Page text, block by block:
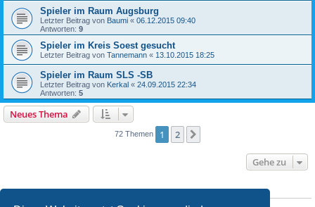
Spieler im Raum Augsburg
Letzter Beitrag von Baumi « 06.12.2015 09:40
Antworten: 9
Spieler im Kreis Soest gesucht
Letzter Beitrag von Tannemann « 13.10.2015 18:25
Spieler im Raum SLS -SB
Letzter Beitrag von Kerkal « 24.09.2015 22:34
Antworten: 5
Neues Thema
72 Themen 1 2
Gehe zu